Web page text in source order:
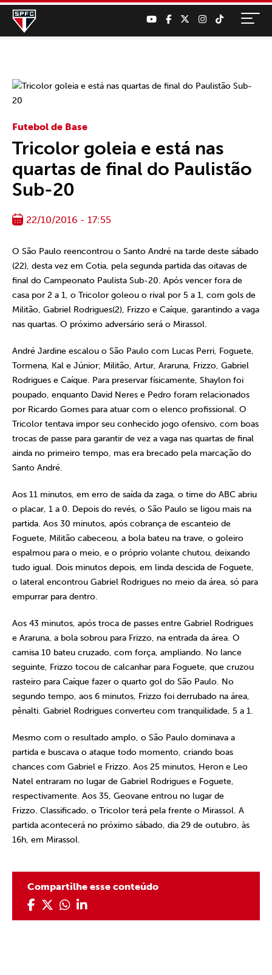
Futebol de Base
Tricolor goleia e está nas
quartas de final do Paulistão
Sub-20
22/10/2016 - 17:55
O São Paulo reencontrou o Santo André na tarde deste sábado
(22), desta vez em Cotia, pela segunda partida das oitavas de
final do Campeonato Paulista Sub-20. Após vencer fora de
casa por 2 a 1, o Tricolor goleou o rival por 5 a 1, com gols de
Militão, Gabriel Rodrigues(2), Frizzo e Caíque, garantindo a vaga
nas quartas. O próximo adversário será o Mirassol.
André Jardine escalou o São Paulo com Lucas Perri, Foguete,
Tormena, Kal e Júnior; Militão, Artur, Araruna, Frizzo, Gabriel
Rodrigues e Caíque. Para preservar físicamente, Shaylon foi
poupado, enquanto David Neres e Pedro foram relacionados
por Ricardo Gomes para atuar com o elenco profissional. O
Tricolor tentava impor seu conhecido jogo ofensivo, com boas
trocas de passe para garantir de vez a vaga nas quartas de final
ainda no primeiro tempo, mas era brecado pela marcação do
Santo André.
Aos 11 minutos, em erro de saída da zaga, o time do ABC abriu
o placar, 1 a 0. Depois do revés, o São Paulo se ligou mais na
partida. Aos 30 minutos, após cobrança de escanteio de
Foguete, Militão cabeceou, a bola bateu na trave, o goleiro
espalmou para o meio, e o próprio volante chutou, deixando
tudo igual. Dois minutos depois, em linda descida de Foguete,
o lateral encontrou Gabriel Rodrigues no meio da área, só para
empurrar para dentro.
Aos 43 minutos, após troca de passes entre Gabriel Rodrigues
e Araruna, a bola sobrou para Frizzo, na entrada da área. O
camisa 10 bateu cruzado, com força, ampliando. No lance
seguinte, Frizzo tocou de calcanhar para Foguete, que cruzou
rasteiro para Caíque fazer o quarto gol do São Paulo. No
segundo tempo, aos 6 minutos, Frizzo foi derrubado na área,
pênalti. Gabriel Rodrigues converteu com tranquilidade, 5 a 1.
Mesmo com o resultado amplo, o São Paulo dominava a
partida e buscava o ataque todo momento, criando boas
chances com Gabriel e Frizzo. Aos 25 minutos, Heron e Leo
Natel entraram no lugar de Gabriel Rodrigues e Foguete,
respectivamente. Aos 35, Geovane entrou no lugar de
Frizzo. Classificado, o Tricolor terá pela frente o Mirassol. A
partida acontecerá no próximo sábado, dia 29 de outubro, às
16h, em Mirassol.
Compartilhe esse conteúdo